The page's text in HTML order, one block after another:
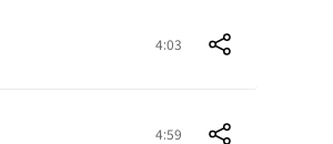
4:03
4:59